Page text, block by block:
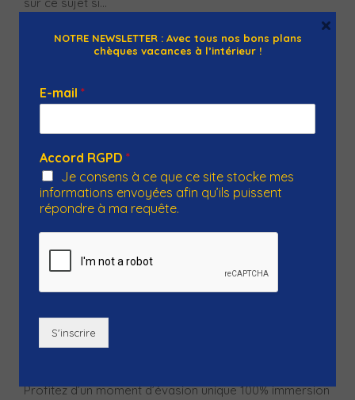
Imaginarium Game
Profitez d’un moment d’évasion unique 100% immersion
NOTRE NEWSLETTER : Avec tous nos bons plans
chèques vacances à l’intérieur !
E-mail *
Accord RGPD *
Je consens à ce que ce site stocke mes
informations envoyées afin qu’ils puissent
répondre à ma requête.
S'inscrire
×